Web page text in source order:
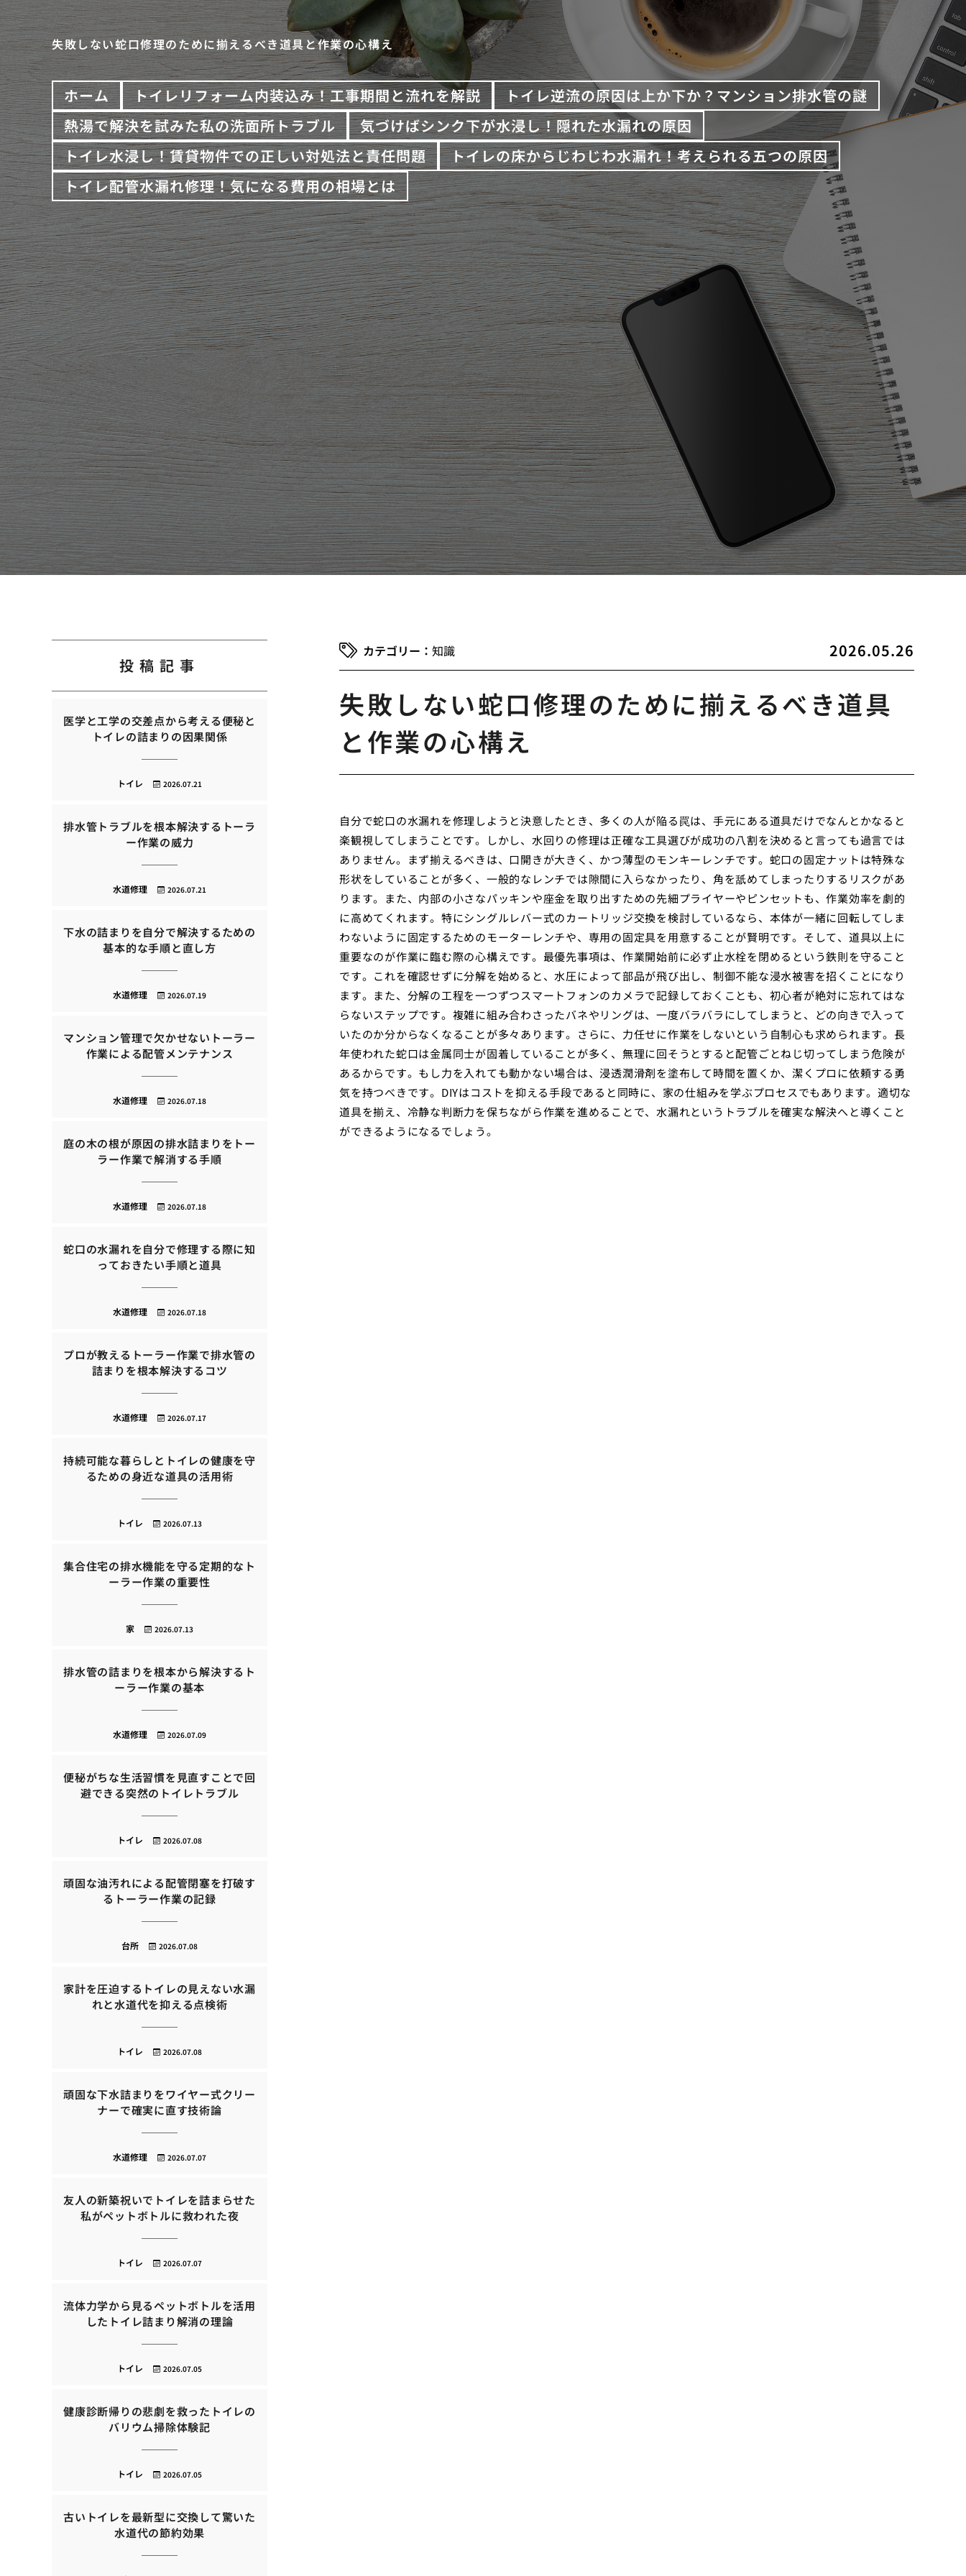
失敗しない蛇口修理のために揃えるべき道具と作業の心構え
ホーム トイレリフォーム内装込み！工事期間と流れを解説
トイレ逆流の原因は上か下か？マンション排水管の謎
熱湯で解決を試みた私の洗面所トラブル
気づけばシンク下が水浸し！隠れた水漏れの原因
トイレ水浸し！賃貸物件での正しい対処法と責任問題
トイレの床からじわじわ水漏れ！考えられる五つの原因
トイレ配管水漏れ修理！気になる費用の相場とは
2026.05.26
知識
失敗しない蛇口修理のために揃えるべき道具
と作業の心構え
自分で蛇口の水漏れを修理しようと決意したとき、多くの人が陥る罠は、手元にある道具だけでなんとかなると
楽観視してしまうことです。しかし、水回りの修理は正確な工具選びが成功の八割を決めると言っても過言では
ありません。まず揃えるべきは、口開きが大きく、かつ薄型のモンキーレンチです。蛇口の固定ナットは特殊な
形状をしていることが多く、一般的なレンチでは隙間に入らなかったり、角を舐めてしまったりするリスクがあ
ります。また、内部の小さなパッキンや座金を取り出すための先細プライヤーやピンセットも、作業効率を劇的
に高めてくれます。特にシングルレバー式のカートリッジ交換を検討しているなら、本体が一緒に回転してしま
わないように固定するためのモーターレンチや、専用の固定具を用意することが賢明です。そして、道具以上に
重要なのが作業に臨む際の心構えです。最優先事項は、作業開始前に必ず止水栓を閉めるという鉄則を守ること
です。これを確認せずに分解を始めると、水圧によって部品が飛び出し、制御不能な浸水被害を招くことになり
ます。また、分解の工程を一つずつスマートフォンのカメラで記録しておくことも、初心者が絶対に忘れてはな
らないステップです。複雑に組み合わさったバネやリングは、一度バラバラにしてしまうと、どの向きで入って
いたのか分からなくなることが多々あります。さらに、力任せに作業をしないという自制心も求められます。長
年使われた蛇口は金属同士が固着していることが多く、無理に回そうとすると配管ごとねじ切ってしまう危険が
あるからです。もし力を入れても動かない場合は、浸透潤滑剤を塗布して時間を置くか、潔くプロに依頼する勇
気を持つべきです。DIYはコストを抑える手段であると同時に、家の仕組みを学ぶプロセスでもあります。適切な
道具を揃え、冷静な判断力を保ちながら作業を進めることで、水漏れというトラブルを確実な解決へと導くこと
ができるようになるでしょう。
投稿記事
医学と工学の交差点から考える便秘と
トイレの詰まりの因果関係
2026.07.21
トイレ
排水管トラブルを根本解決するトーラ
ー作業の威力
2026.07.21
水道修理
下水の詰まりを自分で解決するための
基本的な手順と直し方
2026.07.19
水道修理
マンション管理で欠かせないトーラー
作業による配管メンテナンス
2026.07.18
水道修理
庭の木の根が原因の排水詰まりをトー
ラー作業で解消する手順
2026.07.18
水道修理
蛇口の水漏れを自分で修理する際に知
っておきたい手順と道具
2026.07.18
水道修理
プロが教えるトーラー作業で排水管の
詰まりを根本解決するコツ
2026.07.17
水道修理
持続可能な暮らしとトイレの健康を守
るための身近な道具の活用術
2026.07.13
トイレ
集合住宅の排水機能を守る定期的なト
ーラー作業の重要性
2026.07.13
家
排水管の詰まりを根本から解決するト
ーラー作業の基本
2026.07.09
水道修理
便秘がちな生活習慣を見直すことで回
避できる突然のトイレトラブル
2026.07.08
トイレ
頑固な油汚れによる配管閉塞を打破す
るトーラー作業の記録
2026.07.08
台所
家計を圧迫するトイレの見えない水漏
れと水道代を抑える点検術
2026.07.08
トイレ
頑固な下水詰まりをワイヤー式クリー
ナーで確実に直す技術論
2026.07.07
水道修理
友人の新築祝いでトイレを詰まらせた
私がペットボトルに救われた夜
2026.07.07
トイレ
流体力学から見るペットボトルを活用
したトイレ詰まり解消の理論
2026.07.05
トイレ
健康診断帰りの悲劇を救ったトイレの
バリウム掃除体験記
2026.07.05
トイレ
古いトイレを最新型に交換して驚いた
水道代の節約効果